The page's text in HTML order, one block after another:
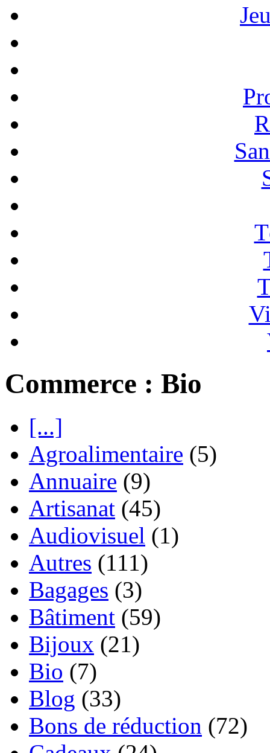
Commerce : Bio
[...]
Agroalimentaire (5)
Annuaire (9)
Artisanat (45)
Audiovisuel (1)
Autres (111)
Bagages (3)
Bâtiment (59)
Bijoux (21)
Bio (7)
Blog (33)
Bons de réduction (72)